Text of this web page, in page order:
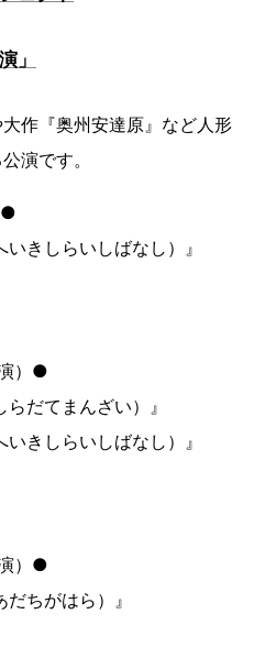
」
作『奥州安達原』など人形
演です。
●
きしらいしばなし）』
）●
だてまんざい）』
きしらいしばなし）』
）●
ちがはら）』